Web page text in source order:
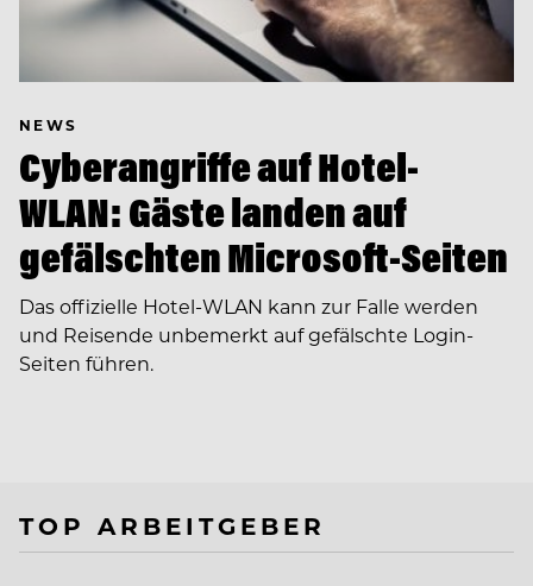
NEWS
Cyberangriffe auf Hotel-
WLAN: Gäste landen auf
gefälschten Microsoft-Seiten
Das offizielle Hotel-WLAN kann zur Falle werden
und Reisende unbemerkt auf gefälschte Login-
Seiten führen.
TOP ARBEITGEBER